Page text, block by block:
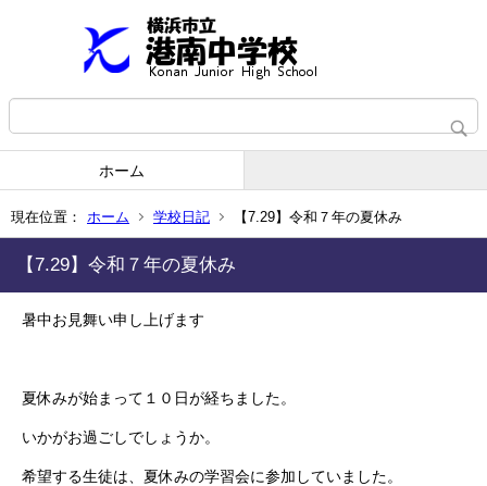
ホーム
現在位置： ホーム 学校日記 【7.29】令和７年の夏休み
【7.29】令和７年の夏休み
暑中お見舞い申し上げます
夏休みが始まって１０日が経ちました。
いかがお過ごしでしょうか。
希望する生徒は、夏休みの学習会に参加していました。